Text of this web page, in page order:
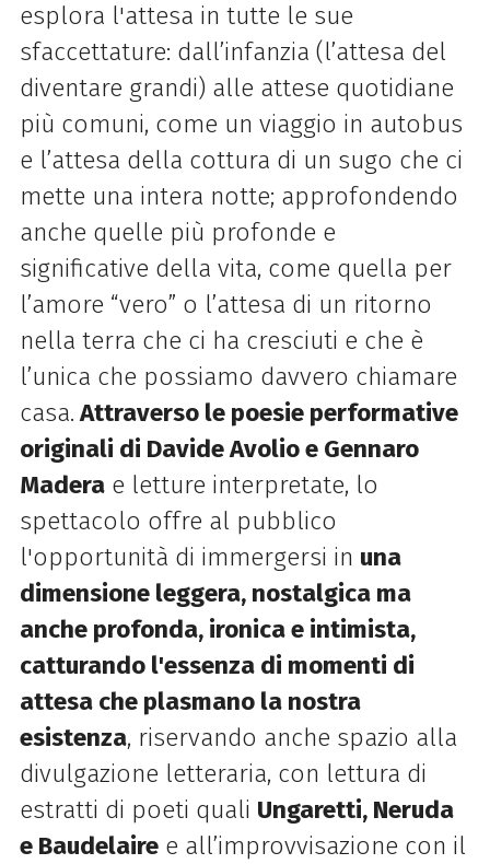
esplora l'attesa in tutte le sue
sfaccettature: dall’infanzia (l’attesa del
diventare grandi) alle attese quotidiane
più comuni, come un viaggio in autobus
e l’attesa della cottura di un sugo che ci
mette una intera notte; approfondendo
anche quelle più profonde e
significative della vita, come quella per
l’amore “vero” o l’attesa di un ritorno
nella terra che ci ha cresciuti e che è
l’unica che possiamo davvero chiamare
casa. Attraverso le poesie performative
originali di Davide Avolio e Gennaro
Madera e letture interpretate, lo
spettacolo offre al pubblico
l'opportunità di immergersi in una
dimensione leggera, nostalgica ma
anche profonda, ironica e intimista,
catturando l'essenza di momenti di
attesa che plasmano la nostra
esistenza, riservando anche spazio alla
divulgazione letteraria, con lettura di
estratti di poeti quali Ungaretti, Neruda
e Baudelairee all’improvvisazione con il